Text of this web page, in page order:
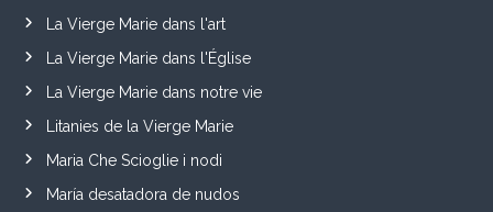
La Vierge Marie dans l'art
La Vierge Marie dans l'Église
La Vierge Marie dans notre vie
Litanies de la Vierge Marie
Maria Che Scioglie i nodi
María desatadora de nudos